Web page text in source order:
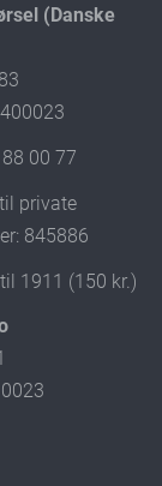
(Danske
00 77
private
845886
1911 (150 kr.)